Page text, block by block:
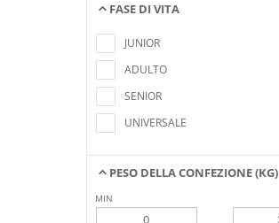
FASE DI VITA
JUNIOR
ADULTO
SENIOR
UNIVERSALE
PESO DELLA CONFEZIONE (KG)
MIN